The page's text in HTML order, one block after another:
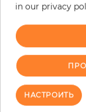
−
in our privacy
НАСТРОИТЬ